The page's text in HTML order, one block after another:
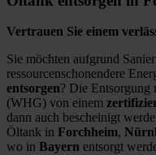
Vertrauen Sie einem
Sie möchten aufgrund
ressourcenschonendere
entsorgen? Die Entsorgung
(WHG) von einem
dann auch bescheinigt
Öltank in Forchheim,
wo in Bayern entsorgt